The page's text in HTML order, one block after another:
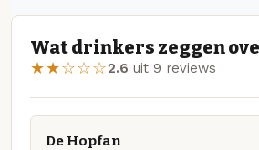
Wat drinkers zeggen
★★☆☆☆2.6 uit 9 reviews
De Hopfan